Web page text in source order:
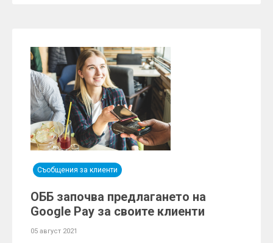
Съобщения за клиенти
ОББ започва предлагането на
Google Pay за своите клиенти
05 август 2021